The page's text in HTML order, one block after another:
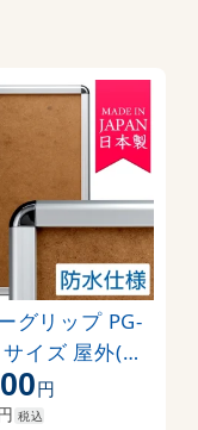
グリップ PG-
イズ 屋外(防
シート付仕様)
バー
円
税込